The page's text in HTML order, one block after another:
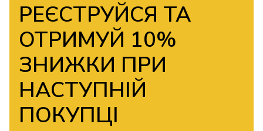
РЕЄСТРУЙСЯ ТА
ОТРИМУЙ 10%
ЗНИЖКИ ПРИ
НАСТУПНІЙ
ПОКУПЦІ